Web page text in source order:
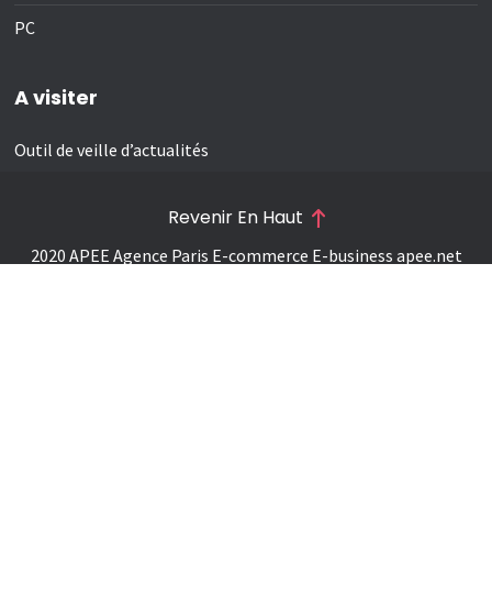
PC
A visiter
Outil de veille d’actualités
2020 APEE Agence Paris E-commerce E-business apee.net
Revenir En Haut